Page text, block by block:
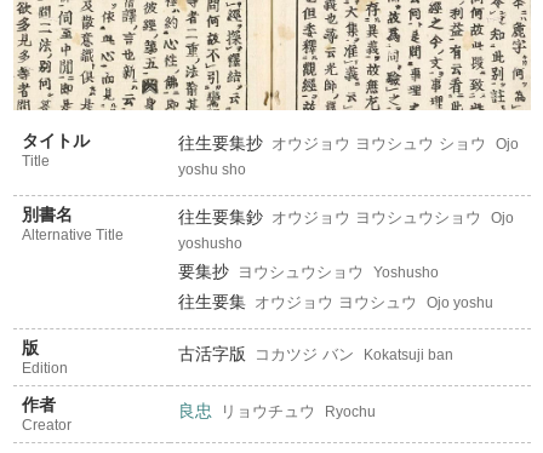
タイトル
Title
往生要集抄 オウジョウ ヨウシュウ ショウ
Ojo
yoshu sho
別書名
Alternative Title
往生要集鈔 オウジョウ ヨウシュウショウ
Ojo
yoshusho
要集抄 ヨウシュウショウ Yoshusho
往生要集 オウジョウ ヨウシュウ Ojo yoshu
版
Edition
古活字版 コカツジ バン Kokatsuji ban
作者
Creator
良忠 リョウチュウ Ryochu